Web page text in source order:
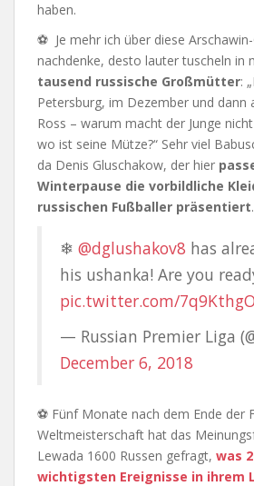
haben.
⚽ Je mehr ich über diese
nachdenke, desto lauter tuscheln in
tausend russische Großmütter:
Petersburg, im Dezember und dann
Ross – warum macht der Junge
wo ist seine Mütze?“ Sehr viel
da Denis Gluschakow, der hier
Winterpause die vorbildliche
russischen Fußballer präsentiert
❄ @dglushakov8 has
his ushanka! Are you
pic.twitter.com/
— Russian Premier Liga
December 6, 2018
⚽ Fünf Monate nach dem Ende der
Weltmeisterschaft hat das
Lewada 1600 Russen gefragt, was
wichtigsten Ereignisse in ihrem